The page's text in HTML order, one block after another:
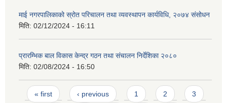
माई नगरपालिकाको स्रोत परिचालन तथा व्यवस्थापन कार्यविधि, २०७४ संसोधन
मिति: 02/12/2024 - 16:11
प्रारम्भिक बाल विकास केन्द्र गठन तथा संचालन निर्देशिका २०८०
मिति: 02/08/2024 - 16:50
Pages
« first ‹ previous 1 2 3